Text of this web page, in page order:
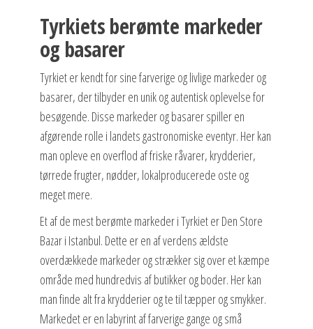
Tyrkiets berømte markeder
og basarer
Tyrkiet er kendt for sine farverige og livlige markeder og
basarer, der tilbyder en unik og autentisk oplevelse for
besøgende. Disse markeder og basarer spiller en
afgørende rolle i landets gastronomiske eventyr. Her kan
man opleve en overflod af friske råvarer, krydderier,
tørrede frugter, nødder, lokalproducerede oste og
meget mere.
Et af de mest berømte markeder i Tyrkiet er Den Store
Bazar i Istanbul. Dette er en af verdens ældste
overdækkede markeder og strækker sig over et kæmpe
område med hundredvis af butikker og boder. Her kan
man finde alt fra krydderier og te til tæpper og smykker.
Markedet er en labyrint af farverige gange og små